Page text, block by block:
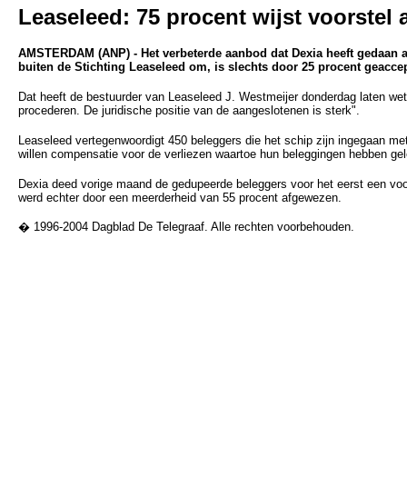
Leaseleed: 75 procent wijst voorstel
AMSTERDAM (ANP) - Het verbeterde aanbod dat Dexia heeft gedaan
buiten de Stichting Leaseleed om, is slechts door 25 procent
Dat heeft de bestuurder van Leaseleed J. Westmeijer donderdag laten
procederen. De juridische positie van de aangeslotenen is sterk".
Leaseleed vertegenwoordigt 450 beleggers die het schip zijn ingegaan
willen compensatie voor de verliezen waartoe hun beleggingen hebben
Dexia deed vorige maand de gedupeerde beleggers voor het eerst een
werd echter door een meerderheid van 55 procent afgewezen.
� 1996-2004 Dagblad De Telegraaf. Alle rechten voorbehouden.